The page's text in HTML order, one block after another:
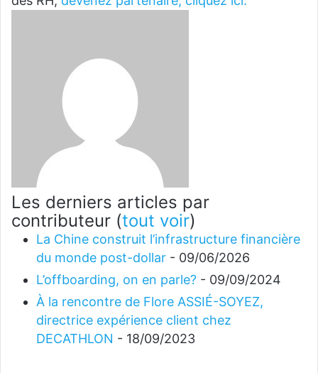
Les derniers articles par
contributeur (tout voir)
La Chine construit l’infrastructure financière
du monde post-dollar - 09/06/2026
L’offboarding, on en parle? - 09/09/2024
À la rencontre de Flore ASSIÉ-SOYEZ,
directrice expérience client chez
DECATHLON - 18/09/2023